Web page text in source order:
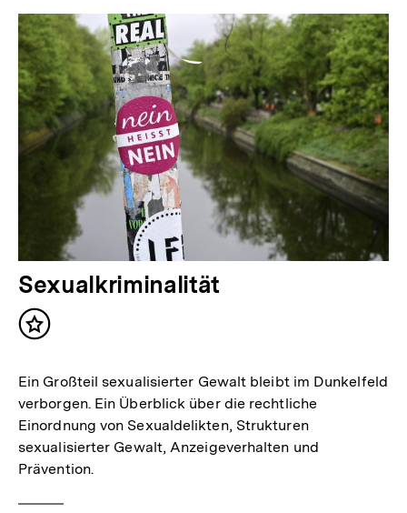
Sexualkriminalität
Inhalt
Ein Großteil sexualisierter Gewalt bleibt im Dunkelfeld
verborgen. Ein Überblick über die rechtliche
Einordnung von Sexualdelikten, Strukturen
sexualisierter Gewalt, Anzeigeverhalten und
Prävention.